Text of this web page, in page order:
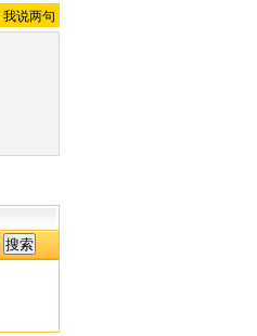
我说两句